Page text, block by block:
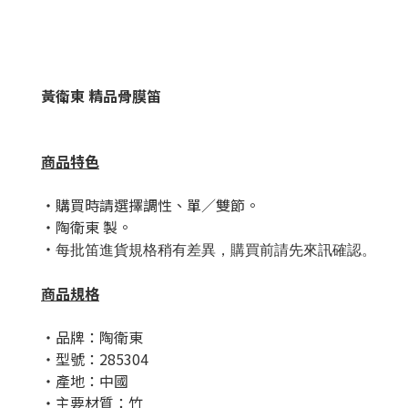
黃衛東 精品骨膜笛
商品特色
・購買時請選擇調性、單／雙節。
・陶衛東 製。
・ 每批笛進貨規格稍有差異，購買前請先來訊確認。
商品規格
・品牌： 陶衛東
・型號：285304
・產地：中國
・主要材質：竹